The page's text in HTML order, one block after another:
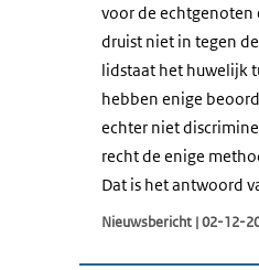
voor de echtgenoten
druist niet in tegen
lidstaat het huwelijk
hebben enige
echter niet
recht de enige
Dat is het antwoord
Nieuwsbericht | 02-12-